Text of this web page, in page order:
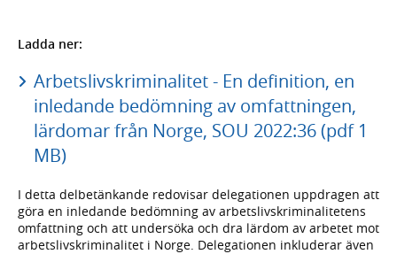
Ladda ner:
Arbetslivskriminalitet - En definition, en
inledande bedömning av omfattningen,
lärdomar från Norge, SOU 2022:36 (pdf 1
MB)
I detta delbetänkande redovisar delegationen uppdragen att
göra en inledande bedömning av arbetslivskriminalitetens
omfattning och att undersöka och dra lärdom av arbetet mot
arbetslivskriminalitet i Norge. Delegationen inkluderar även